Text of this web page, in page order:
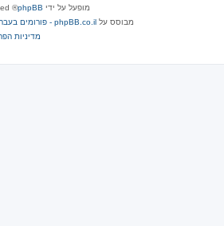
מופעל על ידי phpBB
® Forum Software © phpBB Limited
מבוסס עלphpBB.co.il - פורומים בעברית
מדיניות